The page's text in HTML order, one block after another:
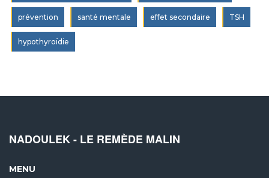
prévention santé mentale effet secondaire TSH
hypothyroïdie
NADOULEK - LE REMÈDE MALIN
MENU